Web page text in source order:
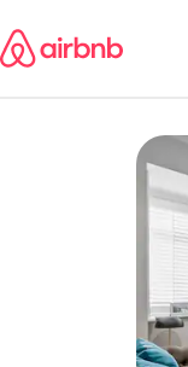
al
contenido